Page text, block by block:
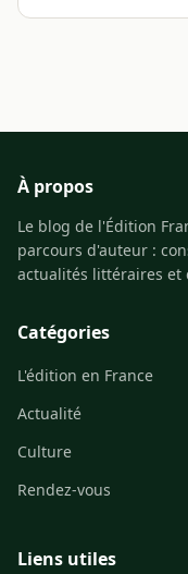
À propos
Le blog de l'Édition
parcours d'auteur :
actualités littéraires et
Catégories
L'édition en France
Actualité
Culture
Rendez-vous
Liens utiles